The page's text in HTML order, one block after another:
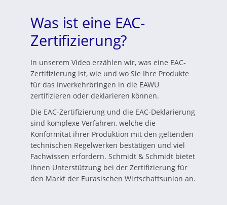
Was ist eine EAC-
Zertifizierung?
In unserem Video erzählen wir, was eine EAC-
Zertifizierung ist, wie und wo Sie Ihre Produkte
für das Inverkehrbringen in die EAWU
zertifizieren oder deklarieren können.
Die EAC-Zertifizierung und die EAC-Deklarierung
sind komplexe Verfahren, welche die
Konformität ihrer Produktion mit den geltenden
technischen Regelwerken bestätigen und viel
Fachwissen erfordern. Schmidt & Schmidt bietet
Ihnen Unterstützung bei der Zertifizierung für
den Markt der Eurasischen Wirtschaftsunion an.